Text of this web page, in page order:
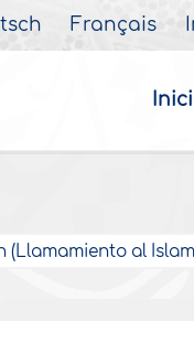
Français
(Llamamiento al